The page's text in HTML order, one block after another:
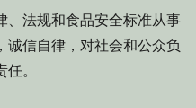
法规和食品安全标准从事
诚信自律，对社会和公众负
。